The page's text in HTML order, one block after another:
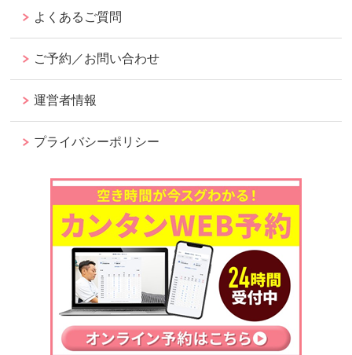
よくあるご質問
ご予約／お問い合わせ
運営者情報
プライバシーポリシー